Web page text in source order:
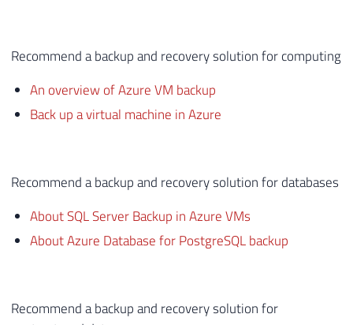
Recommend a backup and recovery solution for computing
An overview of Azure VM backup
Back up a virtual machine in Azure
Recommend a backup and recovery solution for databases
About SQL Server Backup in Azure VMs
About Azure Database for PostgreSQL backup
Recommend a backup and recovery solution for